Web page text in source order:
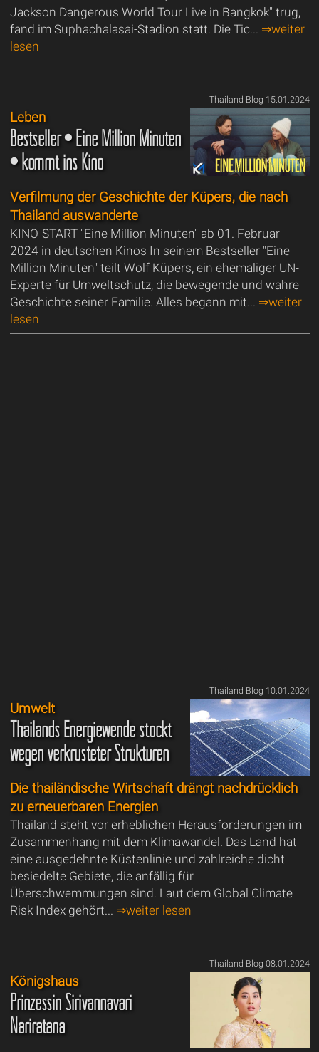
Jackson Dangerous World Tour Live in Bangkok" trug,
fand im Suphachalasai-Stadion statt. Die Tic... ⇒weiter
lesen
Thailand Blog 15.01.2024
Leben
Bestseller • Eine Million Minuten
• kommt ins Kino
Verfilmung der Geschichte der Küpers, die nach
Thailand auswanderte
KINO-START "Eine Million Minuten" ab 01. Februar
2024 in deutschen Kinos In seinem Bestseller "Eine
Million Minuten" teilt Wolf Küpers, ein ehemaliger UN-
Experte für Umweltschutz, die bewegende und wahre
Geschichte seiner Familie. Alles begann mit... ⇒weiter
lesen
Thailand Blog 10.01.2024
Umwelt
Thailands Energiewende stockt
wegen verkrusteter Strukturen
Die thailändische Wirtschaft drängt nachdrücklich
zu erneuerbaren Energien
Thailand steht vor erheblichen Herausforderungen im
Zusammenhang mit dem Klimawandel. Das Land hat
eine ausgedehnte Küstenlinie und zahlreiche dicht
besiedelte Gebiete, die anfällig für
Überschwemmungen sind. Laut dem Global Climate
Risk Index gehört... ⇒weiter lesen
Thailand Blog 08.01.2024
Königshaus
Prinzessin Sirivannavari
Nariratana